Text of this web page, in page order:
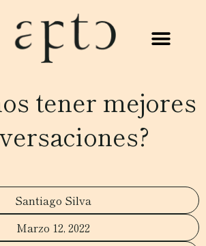
tener mejores
Santiago Silva
Marzo 12, 2022